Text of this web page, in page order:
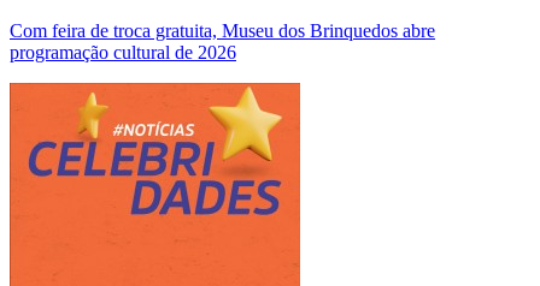
Com feira de troca gratuita, Museu dos Brinquedos abre
programação cultural de 2026